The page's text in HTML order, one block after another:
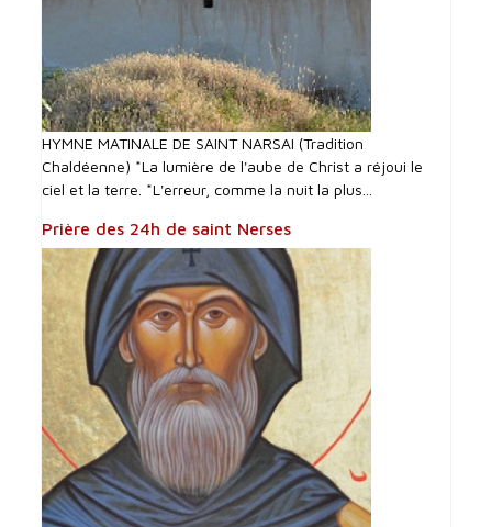
HYMNE MATINALE DE SAINT NARSAI (Tradition
Chaldéenne) *La lumière de l'aube de Christ a réjoui le
ciel et la terre. *L'erreur, comme la nuit la plus...
Prière des 24h de saint Nerses